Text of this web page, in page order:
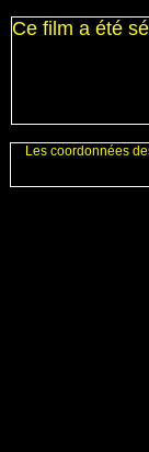
Les coordonnées
Ce film a été